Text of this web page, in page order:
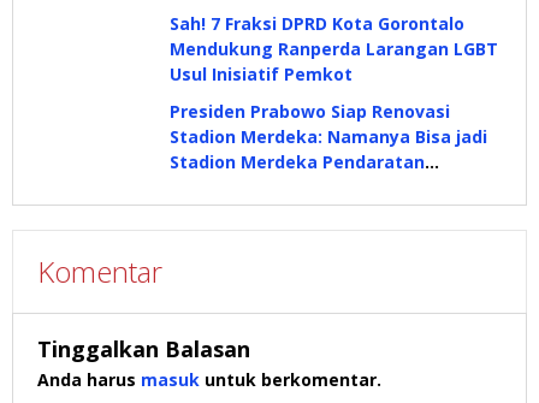
Sah! 7 Fraksi DPRD Kota Gorontalo
Mendukung Ranperda Larangan LGBT
Usul Inisiatif Pemkot
Presiden Prabowo Siap Renovasi
Stadion Merdeka: Namanya Bisa jadi
Stadion Merdeka Pendaratan
Komentar
Tinggalkan Balasan
Anda harus masuk untuk berkomentar.